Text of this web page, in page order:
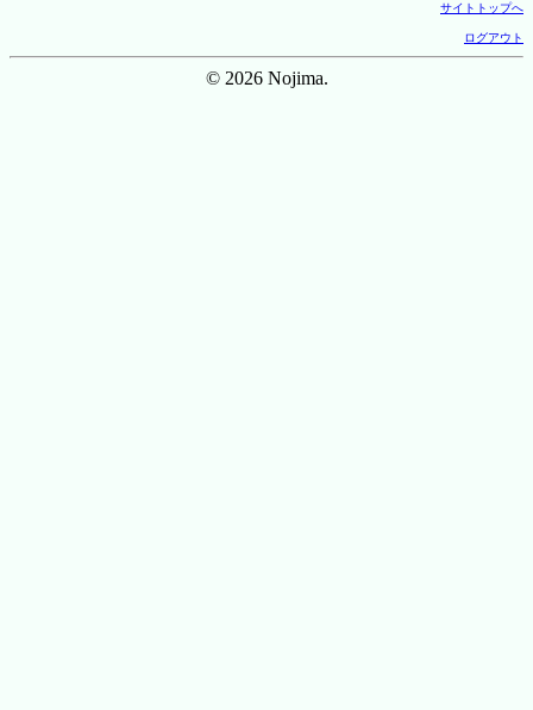
サイトトップへ
ログアウト
© 2026 Nojima.